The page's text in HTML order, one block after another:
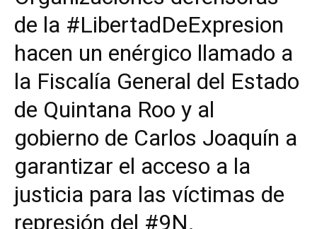
de la #LibertadDeExpresion
hacen un enérgico llamado a
la Fiscalía General del Estado
de Quintana Roo y al
gobierno de Carlos Joaquín a
garantizar el acceso a la
justicia para las víctimas de
represión del #9N.